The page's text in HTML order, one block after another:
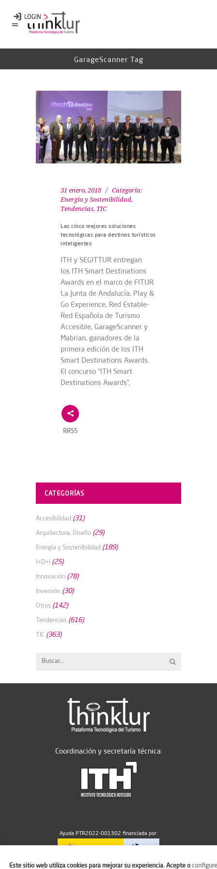
GarageScanner Tag
31 enero, 2018
Categoría:
Energía y Sostenibilidad,
Tendencias, TIC
Las cinco mejores soluciones
tecnológicas para destinos turísticos
inteligentes
ITH y SEGITTUR entregan
los ITH Smart Destinations
Awards en el marco de FITUR
La Junta de Andalucía, Play &
Go Experience, Red Estable-
Red Española de Turismo
Accesible, GarageScanner y
Mabrian, ganadores de la
primera edición de los ITH
Smart Destinations Awards.
El concurso “ITH Smart
Destinations Awards”,
RRSS
CATEGORÍAS
Accesibilidad (31)
Arquitectura, Diseño (29)
Energía y Sostenibilidad (189)
I+D+i (25)
Innovación (78)
Inversión (30)
Otros (142)
Tendencias (616)
TIC (363)
Coordinación y secretaría técnica:
Ayuda PTR2022-001302 financiada por:
Este sitio web utiliza cookies para mejorar su experiencia. Acepte oconfigure